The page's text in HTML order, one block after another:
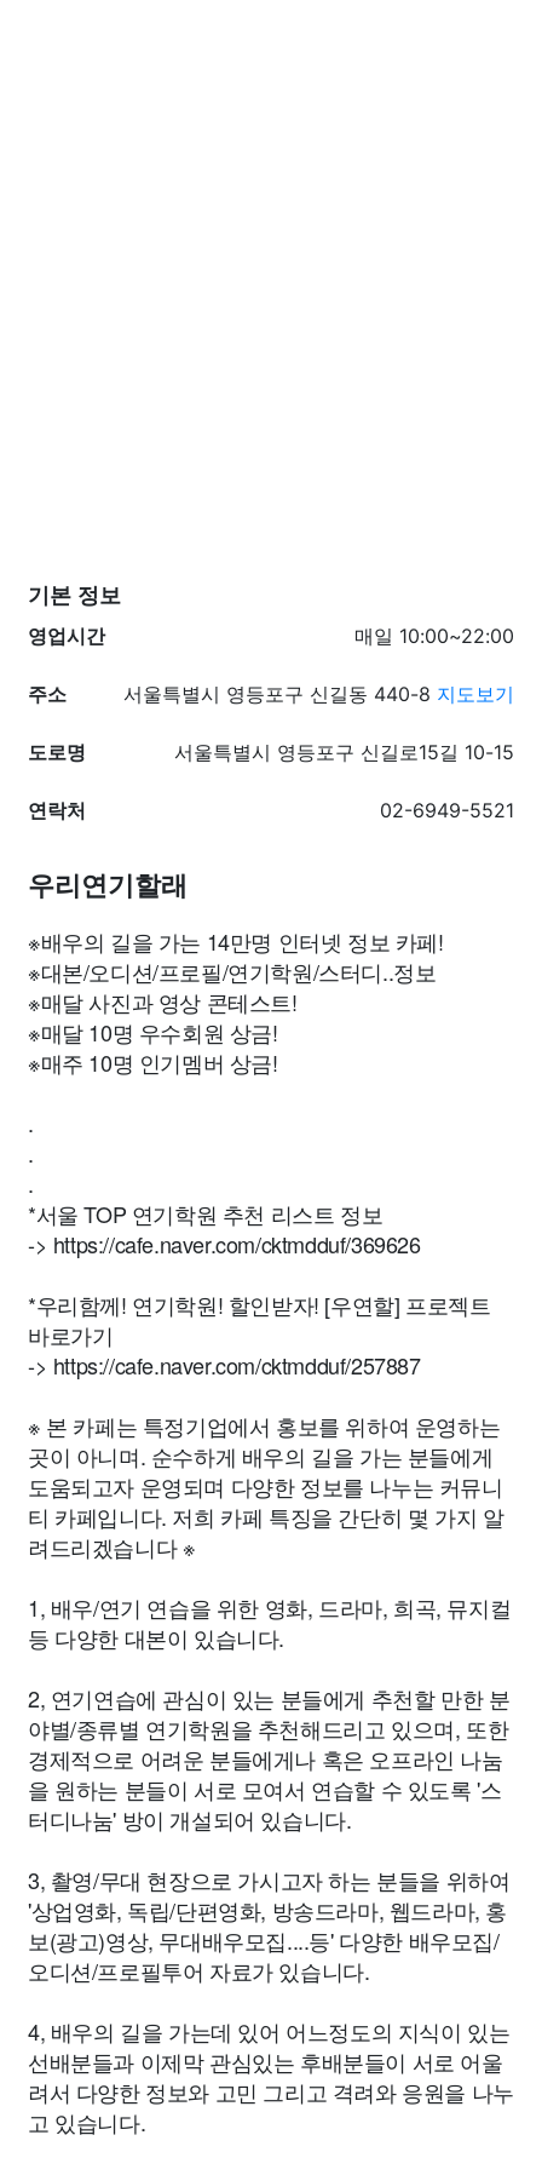
기본 정보
영업시간
매일 10:00~22:00
주소 서울특별시 영등포구 신길동 440-8 지도보기
도로명 서울특별시 영등포구 신길로15길 10-15
연락처 02-6949-5521
우리연기할래
※배우의 길을 가는 14만명 인터넷 정보 카페!
※대본/오디션/프로필/연기학원/스터디..정보
※매달 사진과 영상 콘테스트!
※매달 10명 우수회원 상금!
※매주 10명 인기멤버 상금!
.
.
.
*서울 TOP 연기학원 추천 리스트 정보
-> https://cafe.naver.com/cktmdduf/369626
*우리함께! 연기학원! 할인받자! [우연할] 프로젝트
바로가기
-> https://cafe.naver.com/cktmdduf/257887
※ 본 카페는 특정기업에서 홍보를 위하여 운영하는
곳이 아니며. 순수하게 배우의 길을 가는 분들에게
도움되고자 운영되며 다양한 정보를 나누는 커뮤니
티 카페입니다. 저희 카페 특징을 간단히 몇 가지 알
려드리겠습니다 ※
1, 배우/연기 연습을 위한 영화, 드라마, 희곡, 뮤지컬
등 다양한 대본이 있습니다.
2, 연기연습에 관심이 있는 분들에게 추천할 만한 분
야별/종류별 연기학원을 추천해드리고 있으며, 또한
경제적으로 어려운 분들에게나 혹은 오프라인 나눔
을 원하는 분들이 서로 모여서 연습할 수 있도록 '스
터디나눔' 방이 개설되어 있습니다.
3, 촬영/무대 현장으로 가시고자 하는 분들을 위하여
'상업영화, 독립/단편영화, 방송드라마, 웹드라마, 홍
보(광고)영상, 무대배우모집....등' 다양한 배우모집/
오디션/프로필투어 자료가 있습니다.
4, 배우의 길을 가는데 있어 어느정도의 지식이 있는
선배분들과 이제막 관심있는 후배분들이 서로 어울
려서 다양한 정보와 고민 그리고 격려와 응원을 나누
고 있습니다.